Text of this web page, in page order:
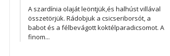
A szardínia olaját leöntjük,és halhúst villával
összetörjük. Rádobjuk a csicseriborsót, a
babot és a félbevágott koktélparadicsomot. A
finom...